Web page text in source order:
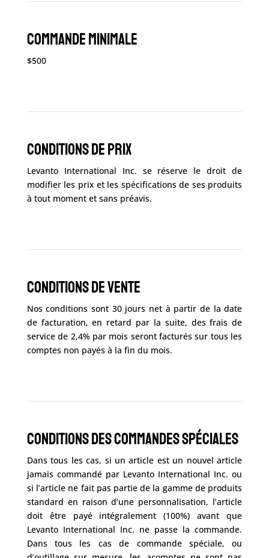
Commande minimale
$500
Conditions de Prix
Levanto International Inc. se réserve le droit de
modifier les prix et les spécifications de ses produits
à tout moment et sans préavis.
Conditions de Vente
Nos conditions sont 30 jours net à partir de la date
de facturation, en retard par la suite, des frais de
service de 2,4% par mois seront facturés sur tous les
comptes non payés à la fin du mois.
Conditions des commandes Spéciales
Dans tous les cas, si un article est un nouvel article
jamais commandé par Levanto International Inc. ou
si l’article ne fait pas partie de la gamme de produits
standard en raison d’une personnalisation, l’article
doit être payé intégralement (100%) avant que
Levanto International Inc. ne passe la commande.
Dans tous les cas de commande spéciale, ou